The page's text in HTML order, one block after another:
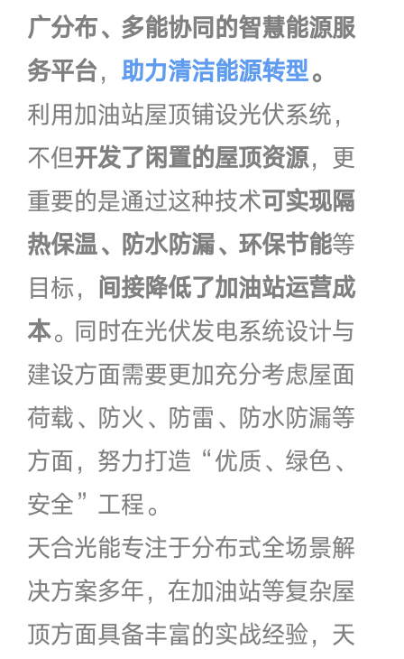
广分布、多能协同的智慧能源服
务平台， 助力清洁能源转型。
利用加油站屋顶铺设光伏系统，
不但开发了闲置的屋顶资源，更
重要的是通过这种技术可实现隔
热保温、防水防漏、环保节能等
目标， 间接降低了加油站运营成
本。同时在光伏发电系统设计与
建设方面需要更加充分考虑屋面
荷载、防火、防雷、防水防漏等
方面，努力打造“优质、绿色、
安全”工程。
天合光能专注于分布式全场景解
决方案多年，在加油站等复杂屋
顶方面具备丰富的实战经验，天